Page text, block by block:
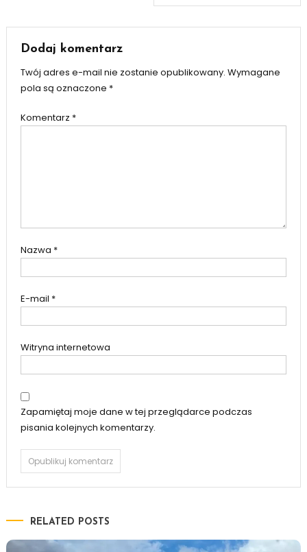
Dodaj komentarz
Twój adres e-mail nie zostanie opublikowany. Wymagane
pola są oznaczone *
Komentarz *
Nazwa *
E-mail *
Witryna internetowa
Zapamiętaj moje dane w tej przeglądarce podczas
pisania kolejnych komentarzy.
RELATED POSTS